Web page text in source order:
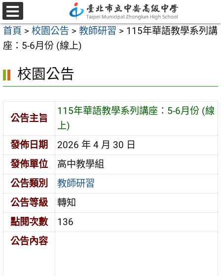
跳
至
主
要
容
選
單
首頁 > 校園公告 > 教師研習 > 115年華語教學系列講
座：5-6月份 (線上)
校園公告
公告主旨
115年華語教學系列講座：5-6月份 (線
上)
發佈日期
2026 年 4 月 30 日
發佈單位
高中教學組
公告類別
教師研習
公告等級
轉知
點閱次數
136
公告內容